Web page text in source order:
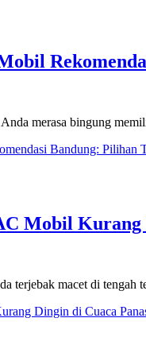
merasa bingung
Bandung: Pilihan
Mobil Kurang
terjebak macet di tengah
Dingin di Cuaca